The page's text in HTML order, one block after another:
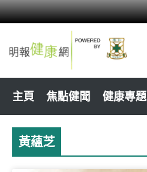
Skip
to
content
主頁 焦點健聞 健康專題
黃蘊芝